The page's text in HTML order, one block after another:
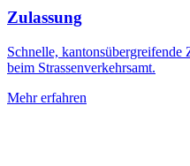
Zulassung
Schnelle, kantonsübergreifende
beim Strassenverkehrsamt.
Mehr erfahren